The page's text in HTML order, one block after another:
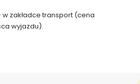
zakładce transport (cena
wyjazdu).